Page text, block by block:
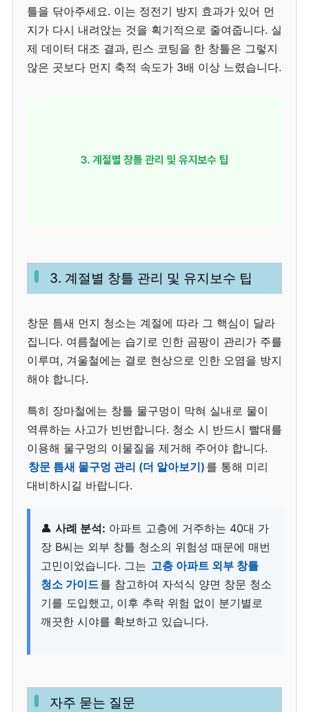
틀을 닦아주세요. 이는 정전기 방지 효과가 있어 먼
지가 다시 내려앉는 것을 획기적으로 줄여줍니다. 실
제 데이터 대조 결과, 린스 코팅을 한 창틀은 그렇지
않은 곳보다 먼지 축적 속도가 3배 이상 느렸습니다.
3. 계절별 창틀 관리 및 유지보수 팁
창문 틈새 먼지 청소는 계절에 따라 그 핵심이 달라
집니다. 여름철에는 습기로 인한 곰팡이 관리가 주를
이루며, 겨울철에는 결로 현상으로 인한 오염을 방지
해야 합니다.
특히 장마철에는 창틀 물구멍이 막혀 실내로 물이
역류하는 사고가 빈번합니다. 청소 시 반드시 빨대를
이용해 물구멍의 이물질을 제거해 주어야 합니다.
창문 틈새 물구멍 관리 (더 알아보기) 를 통해 미리
대비하시길 바랍니다.
👤 사례 분석: 아파트 고층에 거주하는 40대 가
장 B씨는 외부 창틀 청소의 위험성 때문에 매번
고민이었습니다. 그는 고층 아파트 외부 창틀
청소 가이드를 참고하여 자석식 양면 창문 청소
기를 도입했고, 이후 추락 위험 없이 분기별로
깨끗한 시야를 확보하고 있습니다.
자주 묻는 질문